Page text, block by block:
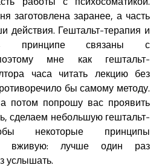
заготовлена заранее, а часть
действия. Гештальт-терапия и
в принципе связаны с
мне как гештальт-
часа читать лекцию без
бы самому методу.
потом попрошу вас проявить
сделаем небольшую гештальт-
некоторые принципы
вживую: лучше один раз
услышать.